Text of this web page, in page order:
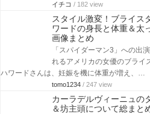
イチコ / 182 view
スタイル激変！ブライス
ワードの身長と体重＆太
画像まとめ
「スパイダーマン3」への出
れるアメリカの女優のブライ
ハワードさんは、妊娠を機に体重が増え、…
tomo1234 / 247 view
カーラデルヴィーニュの
＆坊主頭について総まと